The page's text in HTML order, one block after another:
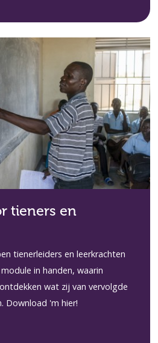
tieners en
tienerleiders en leerkrachten
in handen, waarin
wat zij van vervolgde
Download 'm hier!